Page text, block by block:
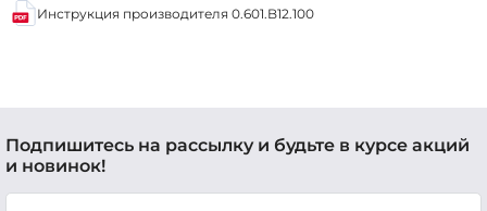
Инструкция производителя 0.601.B12.100
Подпишитесь на рассылку и будьте в курсе акций
и новинок!